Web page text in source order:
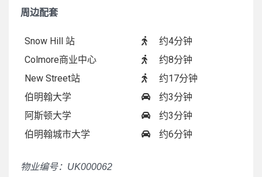
周边配套
Snow Hill 站
约4分钟
Colmore商业中心
约8分钟
New Street站
约17分钟
伯明翰大学
约3分钟
阿斯顿大学
约3分钟
伯明翰城市大学
约6分钟
物业编号：UK000062